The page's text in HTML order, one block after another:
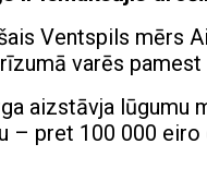
Ventspils mērs
varēs
aizstāvja lūgumu
pret 100 000 eiro